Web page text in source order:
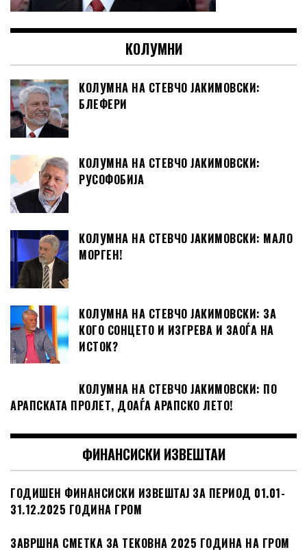
КОЛУМНИ
КОЛУМНА НА СТЕВЧО ЈАКИМОВСКИ:
БЛЕФЕРИ
КОЛУМНА НА СТЕВЧО ЈАКИМОВСКИ:
РУСОФОБИЈА
КОЛУМНА НА СТЕВЧО ЈАКИМОВСКИ: МАЛО
МОРГЕН!
КОЛУМНА НА СТЕВЧО ЈАКИМОВСКИ: ЗА
КОГО СОНЦЕТО И ИЗГРЕВА И ЗАОЃА НА
ИСТОК?
КОЛУМНА НА СТЕВЧО ЈАКИМОВСКИ: ПО
АРАПСКАТА ПРОЛЕТ, ДОАЃА АРАПСКО ЛЕТО!
ФИНАНСИСКИ ИЗВЕШТАИ
ГОДИШЕН ФИНАНСИСКИ ИЗВЕШТАЈ ЗА ПЕРИОД 01.01-
31.12.2025 ГОДИНА ГРОМ
ЗАВРШНА СМЕТКА ЗА ТЕКОВНА 2025 ГОДИНА НА ГРОМ